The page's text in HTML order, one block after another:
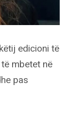
edicioni të
mbetet në
pas